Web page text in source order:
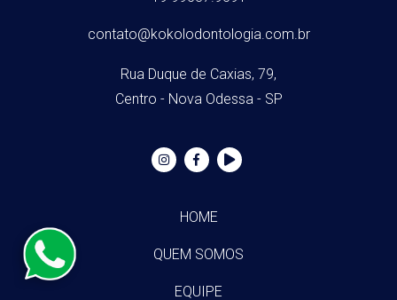
contato@kokolodontologia.com.br
Rua Duque de Caxias, 79,
Centro - Nova Odessa - SP
HOME
QUEM SOMOS
EQUIPE